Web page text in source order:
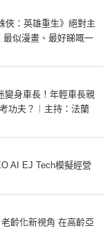
俠：英雄重生》絕對主
似漫畫、最好睇嘅一
變身車長！年輕車長親
功夫？︱主持：法蘭
AI EJ Tech模擬經營
齡化新視角 在高齡亞